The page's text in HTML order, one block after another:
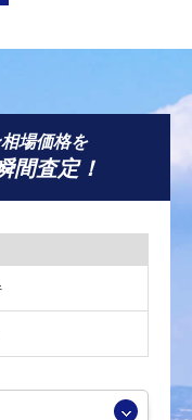
場価格を
間査定！